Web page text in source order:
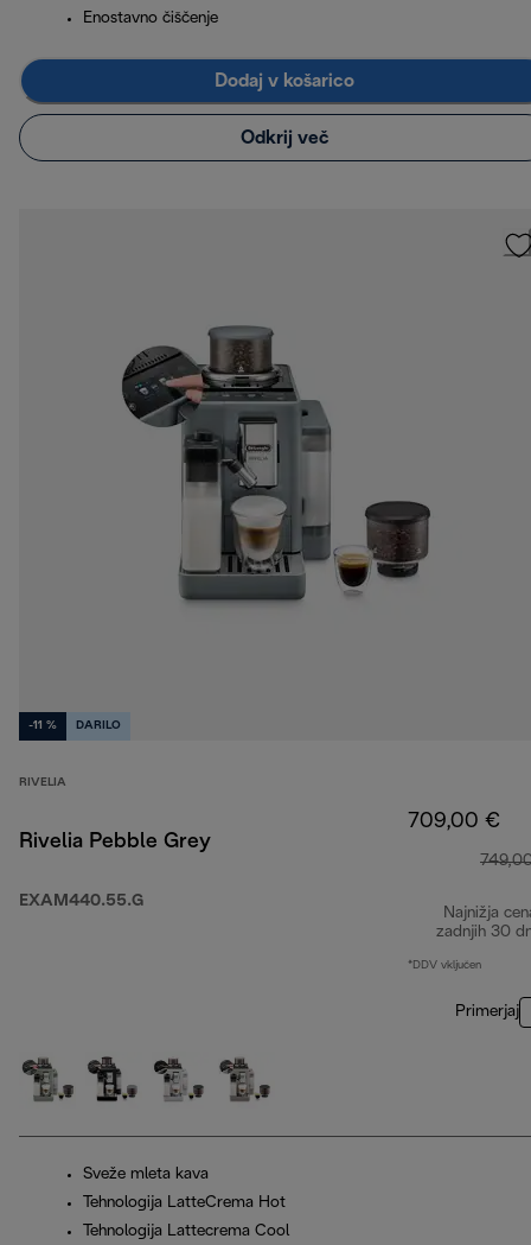
Enostavno čiščenje
Dodaj v košarico
Odkrij več
-11 % DARILO
RIVELIA
Rivelia Pebble Grey
EXAM440.55.G
709,00 €
Najnižja
zadnjih 30
*DDV vključen
Primerjaj
Sveže mleta kava
Tehnologija LatteCrema Hot
Tehnologija Lattecrema Cool